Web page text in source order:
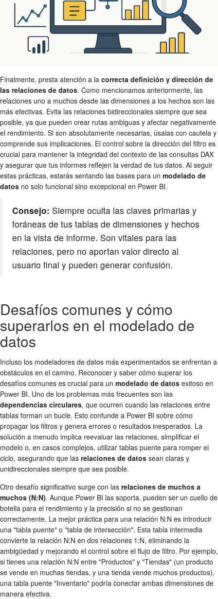
Finalmente, presta atención a la correcta definición y dirección de
las relaciones de datos. Como mencionamos anteriormente, las
relaciones uno a muchos desde las dimensiones a los hechos son las
más efectivas. Evita las relaciones bidireccionales siempre que sea
posible, ya que pueden crear rutas ambiguas y afectar negativamente
el rendimiento. Si son absolutamente necesarias, úsalas con cautela y
comprende sus implicaciones. El control sobre la dirección del filtro es
crucial para mantener la integridad del contexto de las consultas DAX
y asegurar que tus informes reflejen la verdad de tus datos. Al seguir
estas prácticas, estarás sentando las bases para un modelado de
datos no solo funcional sino excepcional en Power BI.
Consejo: Siempre oculta las claves primarias y
foráneas de tus tablas de dimensiones y hechos
en la vista de informe. Son vitales para las
relaciones, pero no aportan valor directo al
usuario final y pueden generar confusión.
Desafíos comunes y cómo
superarlos en el modelado de
datos
Incluso los modeladores de datos más experimentados se enfrentan a
obstáculos en el camino. Reconocer y saber cómo superar los
desafíos comunes es crucial para un modelado de datos exitoso en
Power BI. Uno de los problemas más frecuentes son las
dependencias circulares, que ocurren cuando las relaciones entre
tablas forman un bucle. Esto confunde a Power BI sobre cómo
propagar los filtros y genera errores o resultados inesperados. La
solución a menudo implica reevaluar las relaciones, simplificar el
modelo o, en casos complejos, utilizar tablas puente para romper el
ciclo, asegurando que las relaciones de datos sean claras y
unidireccionales siempre que sea posible.
Otro desafío significativo surge con las relaciones de muchos a
muchos (N:N). Aunque Power BI las soporta, pueden ser un cuello de
botella para el rendimiento y la precisión si no se gestionan
correctamente. La mejor práctica para una relación N:N es introducir
una "tabla puente" o "tabla de intersección". Esta tabla intermedia
convierte la relación N:N en dos relaciones 1:N, eliminando la
ambigüedad y mejorando el control sobre el flujo de filtro. Por ejemplo,
si tienes una relación N:N entre "Productos" y "Tiendas" (un producto
se vende en muchas tiendas, y una tienda vende muchos productos),
una tabla puente "Inventario" podría conectar ambas dimensiones de
manera efectiva.